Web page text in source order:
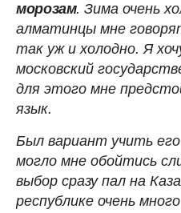
морозам. Зима очень
алматинцы мне
так уж и холодно. Я
московский
для этого мне
язык.
Был вариант учить
могло мне обойтись
выбор сразу пал на
республике очень